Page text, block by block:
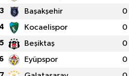
3 Başakşehir 0
Kocaelispor 0
5 Beşiktaş 0
Eyüpspor 0